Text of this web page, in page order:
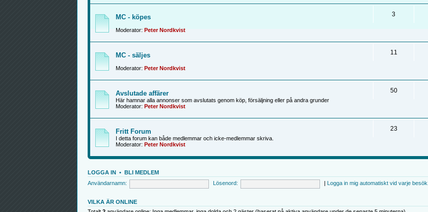
MC - köpes
Moderator: Peter Nordkvist
3
MC - säljes
Moderator: Peter Nordkvist
11
Avslutade affärer
Här hamnar alla annonser som avslutats genom köp, försäljning eller på andra grunder
Moderator: Peter Nordkvist
50
Fritt Forum
I detta forum kan både medlemmar och icke-medlemmar skriva.
Moderator: Peter Nordkvist
23
LOGGA IN• BLI MEDLEM
Användarnamn:
Lösenord: Logga in mig automatiskt vid varje besök.
VILKA ÄR ONLINE